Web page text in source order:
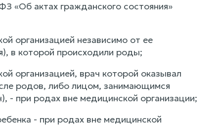
«Об актах гражданского состояния»
организацией независимо от ее
в которой происходили роды;
организацией, врач которой оказывал
родов, либо лицом, занимающимся
- при родах вне медицинской организации;
- при родах вне медицинской